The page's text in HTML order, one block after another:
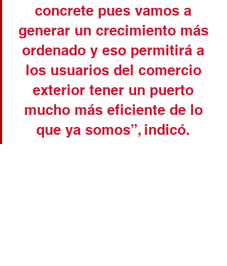
concrete pues vamos a
generar un crecimiento más
ordenado y eso permitirá a
los usuarios del comercio
exterior tener un puerto
mucho más eficiente de lo
que ya somos”, indicó.